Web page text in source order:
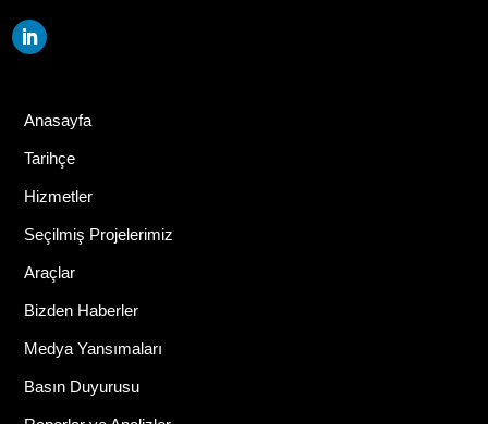
Anasayfa
Tarihçe
Hizmetler
Seçilmiş Projelerimiz
Araçlar
Bizden Haberler
Medya Yansımaları
Basın Duyurusu